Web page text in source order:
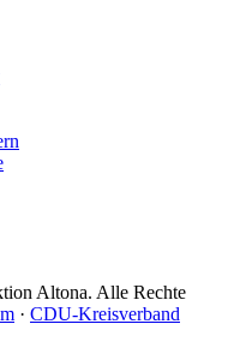
Altona. Alle Rechte
· CDU-Kreisverband